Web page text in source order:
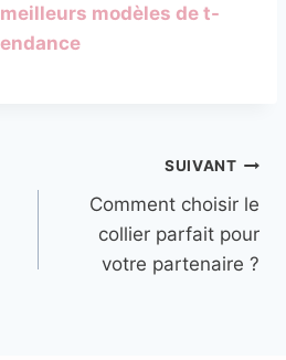
modèles de t-
SUIVANT
Comment choisir le
collier parfait pour
votre partenaire ?